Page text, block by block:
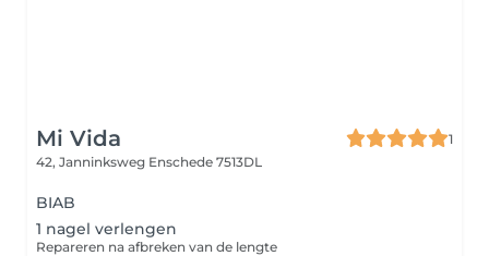
Mi Vida
1
42, Janninksweg Enschede 7513DL
BIAB
1 nagel verlengen
Repareren na afbreken van de lengte